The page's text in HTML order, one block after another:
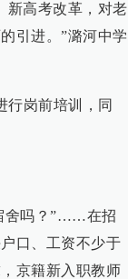
新高考改革，对老
引进。”潞河中学
行岗前培训，同
舍吗？”……在招
口、工资不少于
京籍新入职教师